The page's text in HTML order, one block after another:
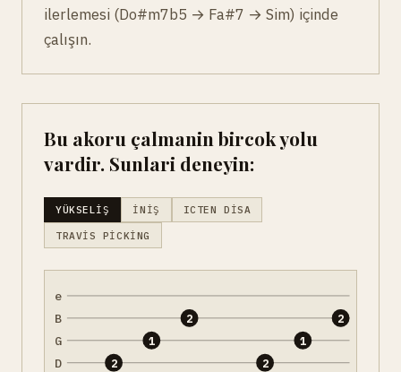
ilerlemesi (Do#m7b5 → Fa#7 → Sim) içinde
çalışın.
Bu akoru çalmanin bircok yolu
vardir. Sunlari deneyin:
YÜKSELIŞ İNIŞ ICTEN DISA
TRAVIS PICKING
e
B
G
D 2
1
2
2
1
2